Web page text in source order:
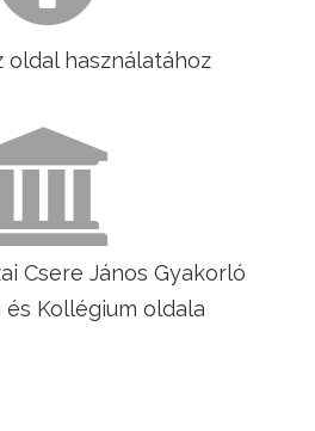
oldal használatához
Csere János Gyakorló
és Kollégium oldala